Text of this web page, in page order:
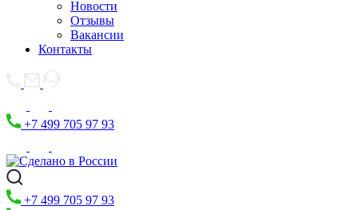
Новости
Отзывы
Вакансии
Контакты
+7 499 705 97 93
+7 499 705 97 93